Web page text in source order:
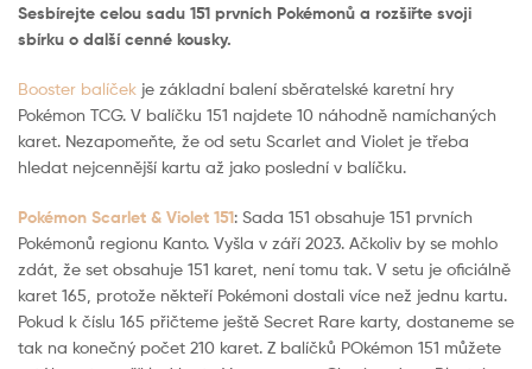
Sesbírejte celou sadu 151 prvních Pokémonů a rozšiřte svoji
sbírku o další cenné kousky.
Booster balíček je základní balení sběratelské karetní hry
Pokémon TCG. V balíčku 151 najdete 10 náhodně namíchaných
karet. Nezapomeňte, že od setu Scarlet and Violet je třeba
hledat nejcennější kartu až jako poslední v balíčku.
Pokémon Scarlet & Violet 151: Sada 151 obsahuje 151 prvních
Pokémonů regionu Kanto. Vyšla v září 2023. Ačkoliv by se mohlo
zdát, že set obsahuje 151 karet, není tomu tak. V setu je oficiálně
karet 165, protože někteří Pokémoni dostali více než jednu kartu.
Pokud k číslu 165 přičteme ještě Secret Rare karty, dostaneme se
tak na konečný počet 210 karet. Z balíčků POkémon 151 můžete